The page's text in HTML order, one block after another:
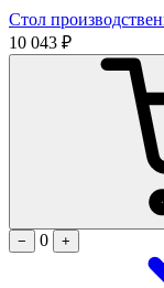
Стол
10 043 ₽
−
0 +